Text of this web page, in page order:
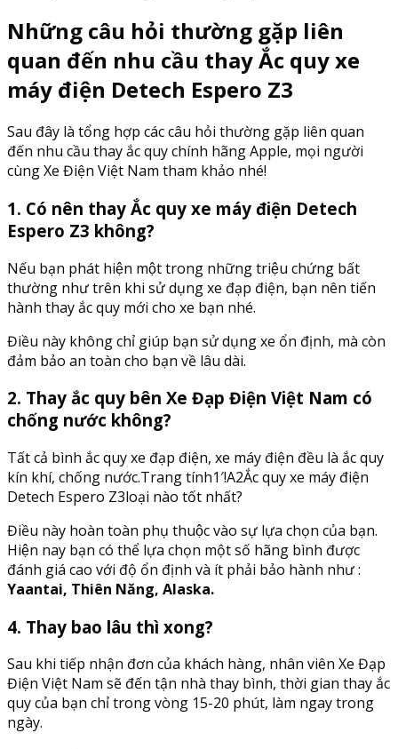
Những câu hỏi thường gặp liên
quan đến nhu cầu thay Ắc quy xe
máy điện Detech Espero Z3
Sau đây là tổng hợp các câu hỏi thường gặp liên quan
đến nhu cầu thay ắc quy chính hãng Apple, mọi người
cùng Xe Điện Việt Nam tham khảo nhé!
1. Có nên thay Ắc quy xe máy điện Detech
Espero Z3 không?
Nếu bạn phát hiện một trong những triệu chứng bất
thường như trên khi sử dụng xe đạp điện, bạn nên tiến
hành thay ắc quy mới cho xe bạn nhé.
Điều này không chỉ giúp bạn sử dụng xe ổn định, mà còn
đảm bảo an toàn cho bạn về lâu dài.
2. Thay ắc quy bên Xe Đạp Điện Việt Nam có
chống nước không?
Tất cả bình ắc quy xe đạp điện, xe máy điện đều là ắc quy
kín khí, chống nước.Trang tính1′!A2Ắc quy xe máy điện
Detech Espero Z3loại nào tốt nhất?
Điều này hoàn toàn phụ thuộc vào sự lựa chọn của bạn.
Hiện nay bạn có thể lựa chọn một số hãng bình được
đánh giá cao với độ ổn định và ít phải bảo hành như :
Yaantai, Thiên Năng, Alaska.
4. Thay bao lâu thì xong?
Sau khi tiếp nhận đơn của khách hàng, nhân viên Xe Đạp
Điện Việt Nam sẽ đến tận nhà thay bình, thời gian thay ắc
quy của bạn chỉ trong vòng 15-20 phút, làm ngay trong
ngày.